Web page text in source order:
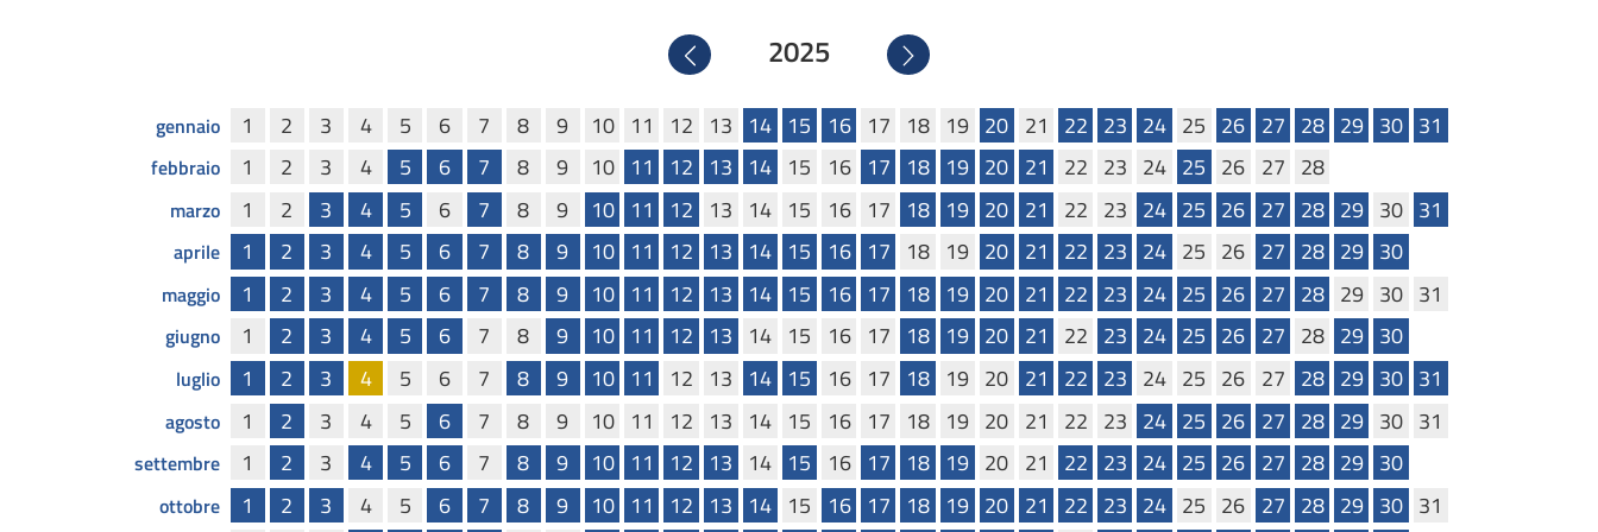
Precedente 2025 Successivo
gennaio 1 2 3 4 5 6 7 8 9 10 11 12 13 14 15 16 17 18 19 20 21 22 23 24 25 26 27 28 29 30 31
febbraio 1 2 3 4 5 6 7 8 9 10 11 12 13 14 15 16 17 18 19 20 21 22 23 24 25 26 27 28
marzo 1 2 3 4 5 6 7 8 9 10 11 12 13 14 15 16 17 18 19 20 21 22 23 24 25 26 27 28 29 30 31
aprile 1 2 3 4 5 6 7 8 9 10 11 12 13 14 15 16 17 18 19 20 21 22 23 24 25 26 27 28 29 30
maggio 1 2 3 4 5 6 7 8 9 10 11 12 13 14 15 16 17 18 19 20 21 22 23 24 25 26 27 28 29 30 31
giugno 1 2 3 4 5 6 7 8 9 10 11 12 13 14 15 16 17 18 19 20 21 22 23 24 25 26 27 28 29 30
luglio 1 2 3 4 5 6 7 8 9 10 11 12 13 14 15 16 17 18 19 20 21 22 23 24 25 26 27 28 29 30 31
agosto 1 2 3 4 5 6 7 8 9 10 11 12 13 14 15 16 17 18 19 20 21 22 23 24 25 26 27 28 29 30 31
settembre 1 2 3 4 5 6 7 8 9 10 11 12 13 14 15 16 17 18 19 20 21 22 23 24 25 26 27 28 29 30
ottobre 1 2 3 4 5 6 7 8 9 10 11 12 13 14 15 16 17 18 19 20 21 22 23 24 25 26 27 28 29 30 31